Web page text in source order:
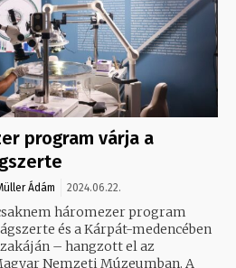
program várja a
Ádám 2024.06.22.
háromezer program
és a Kárpát-medencében
– hangzott el az
Nemzeti Múzeumban. A